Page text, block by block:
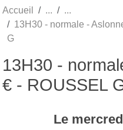
Accueil
13H30 - normale -
G
13H30 -
€ - ROUSSEL
Le